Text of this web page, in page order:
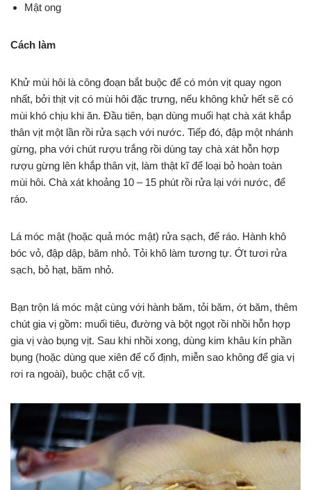
Mật ong
Cách làm
Khử mùi hôi là công đoạn bắt buộc để có món vịt quay ngon
nhất, bởi thịt vịt có mùi hôi đặc trưng, nếu không khử hết sẽ có
mùi khó chịu khi ăn. Đầu tiên, bạn dùng muối hạt chà xát khắp
thân vịt một lần rồi rửa sạch với nước. Tiếp đó, đập một nhánh
gừng, pha với chút rượu trắng rồi dùng tay chà xát hỗn hợp
rượu gừng lên khắp thân vịt, làm thật kĩ để loại bỏ hoàn toàn
mùi hôi. Chà xát khoảng 10 – 15 phút rồi rửa lại với nước, để
ráo.
Lá móc mật (hoặc quả móc mật) rửa sạch, để ráo. Hành khô
bóc vỏ, đập dập, băm nhỏ. Tỏi khô làm tương tự. Ớt tươi rửa
sạch, bỏ hạt, băm nhỏ.
Bạn trộn lá móc mật cùng với hành băm, tỏi băm, ớt băm, thêm
chút gia vị gồm: muối tiêu, đường và bột ngọt rồi nhồi hỗn hợp
gia vị vào bụng vịt. Sau khi nhồi xong, dùng kim khâu kín phần
bụng (hoặc dùng que xiên để cố định, miễn sao không để gia vị
rơi ra ngoài), buộc chặt cổ vịt.